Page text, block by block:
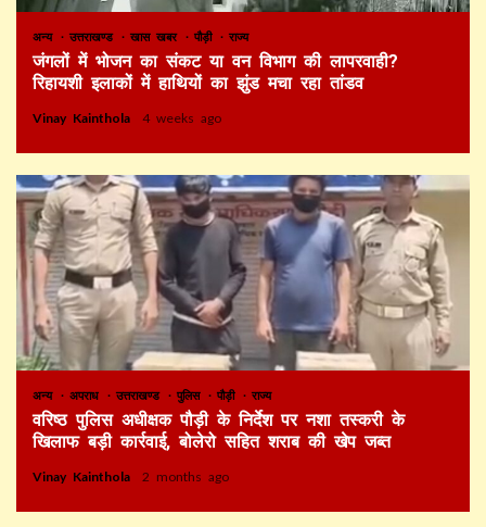
अन्य उत्तराखण्ड खास खबर पौड़ी राज्य
जंगलों में भोजन का संकट या वन विभाग की लापरवाही?
रिहायशी इलाकों में हाथियों का झुंड मचा रहा तांडव
Vinay Kainthola 4 weeks ago
अन्य अपराध उत्तराखण्ड पुलिस पौड़ी राज्य
वरिष्ठ पुलिस अधीक्षक पौड़ी के निर्देश पर नशा तस्करी के
खिलाफ बड़ी कार्रवाई, बोलेरो सहित शराब की खेप जब्त
Vinay Kainthola 2 months ago